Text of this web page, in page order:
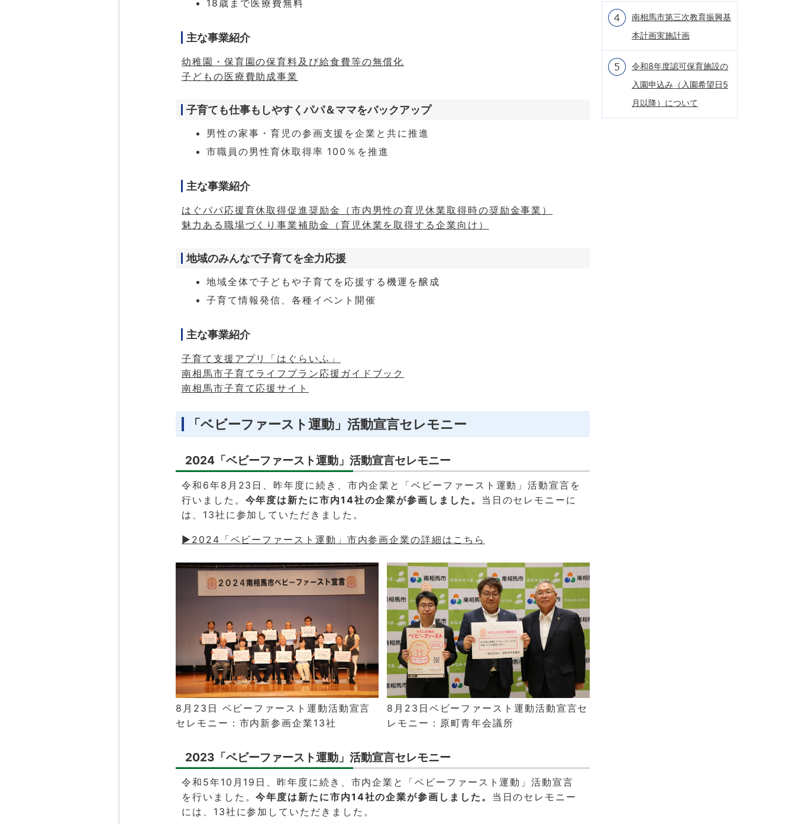
18歳まで医療費無料
主な事業紹介
幼稚園・保育園の保育料及び給食費等の無償化
子どもの医療費助成事業
子育ても仕事もしやすくパパ＆ママをバックアップ
男性の家事・育児の参画支援を企業と共に推進
市職員の男性育休取得率 100％を推進
主な事業紹介
はぐパパ応援育休取得促進奨励金（市内男性の育児休業取得時の奨励金事業）
魅力ある職場づくり事業補助金（育児休業を取得する企業向け）
地域のみんなで子育てを全力応援
地域全体で子どもや子育てを応援する機運を醸成
子育て情報発信、各種イベント開催
主な事業紹介
子育て支援アプリ「はぐらいふ」
南相馬市子育てライフプラン応援ガイドブック
南相馬市子育て応援サイト
「ベビーファースト運動」活動宣言セレモニー
2024「ベビーファースト運動」活動宣言セレモニー
令和6年8月23日、昨年度に続き、市内企業と「ベビーファースト運動」活動宣言を
行いました。 今年度は新たに市内14社の企業が参画しました。 当日のセレモニーに
は、13社に参加していただきました。
▶2024「ベビーファースト運動」市内参画企業の詳細はこちら
8月23日 ベビーファースト運動活動宣言
セレモニー：市内新参画企業13社
8月23日ベビーファースト運動活動宣言セ
レモニー：原町青年会議所
2023「ベビーファースト運動」活動宣言セレモニー
令和5年10月19日、昨年度に続き、市内企業と「ベビーファースト運動」活動宣言
を行いました。今年度は新たに市内14社の企業が参画しました。 当日のセレモニー
には、13社に参加していただきました。
南相馬市第三次教育振興基
本計画実施計画
令和8年度認可保育施設の
入園申込み（入園希望日5
月以降）について